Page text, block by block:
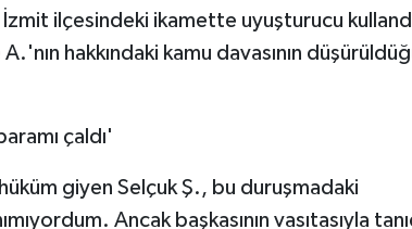
ilçesindeki ikamette uyuşturucu
hakkındaki kamu davasının
çaldı'
giyen Selçuk Ş., bu duruşmadaki
Ancak başkasının vasıtasıyla